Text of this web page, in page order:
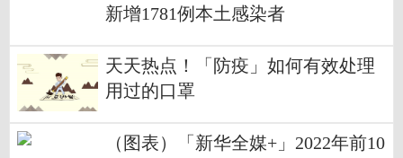
新增1781例本土感染者
天天热点！「防疫」如何有效处理
用过的口罩
（图表）「新华全媒+」2022年前10